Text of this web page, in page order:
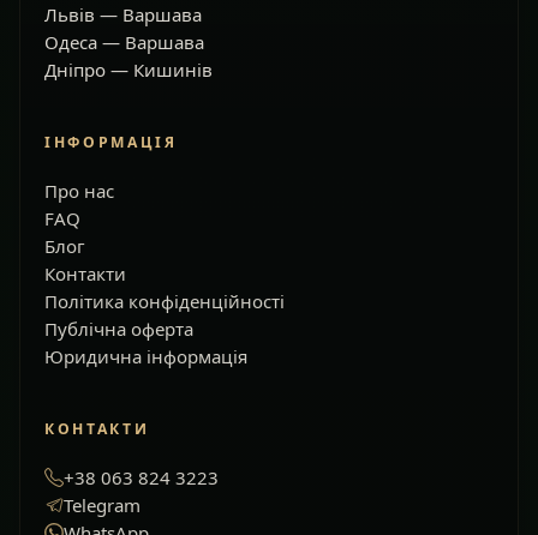
Львів — Варшава
Одеса — Варшава
Дніпро — Кишинів
ІНФОРМАЦІЯ
Про нас
FAQ
Блог
Контакти
Політика конфіденційності
Публічна оферта
Юридична інформація
КОНТАКТИ
+38 063 824 3223
Telegram